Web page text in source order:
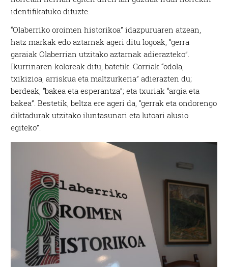
identifikatuko dituzte.
“Olaberriko oroimen historikoa” idazpuruaren atzean,
hatz markak edo aztarnak ageri ditu logoak, “gerra
garaiak Olaberrian utzitako aztarnak adierazteko”.
Ikurrinaren koloreak ditu, batetik. Gorriak “odola,
txikizioa, arriskua eta maltzurkeria” adierazten du;
berdeak, “bakea eta esperantza”; eta txuriak “argia eta
bakea”. Bestetik, beltza ere ageri da, “gerrak eta ondorengo
diktadurak utzitako iluntasunari eta lutoari alusio
egiteko”.